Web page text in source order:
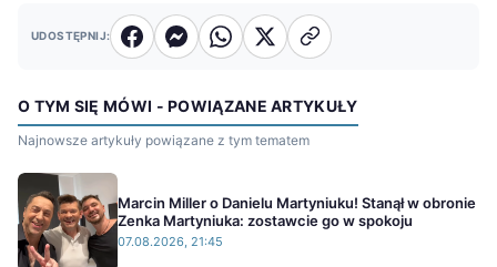
UDOSTĘPNIJ:
O TYM SIĘ MÓWI - POWIĄZANE ARTYKUŁY
Najnowsze artykuły powiązane z tym tematem
Marcin Miller o Danielu Martyniuku! Stanął w obronie
Zenka Martyniuka: zostawcie go w spokoju
07.08.2026, 21:45